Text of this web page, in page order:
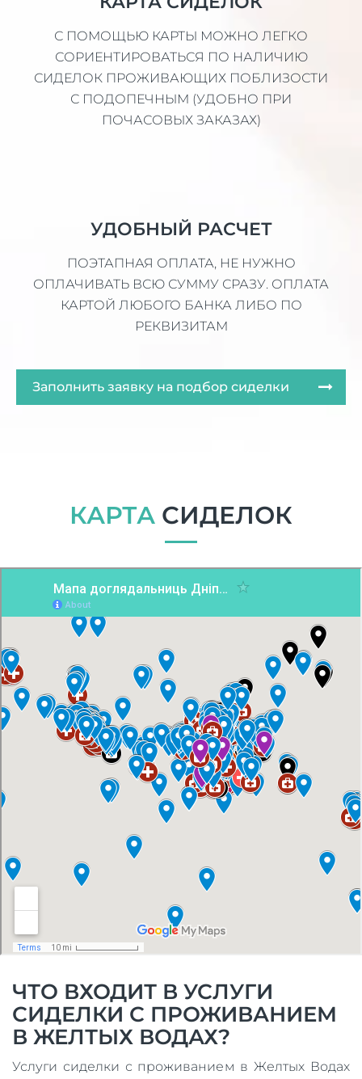
С ПОМОЩЬЮ КАРТЫ МОЖНО ЛЕГКО
СОРИЕНТИРОВАТЬСЯ ПО НАЛИЧИЮ
СИДЕЛОК ПРОЖИВАЮЩИХ ПОБЛИЗОСТИ
С ПОДОПЕЧНЫМ (УДОБНО ПРИ
ПОЧАСОВЫХ ЗАКАЗАХ)
УДОБНЫЙ РАСЧЕТ
ПОЭТАПНАЯ ОПЛАТА, НЕ НУЖНО
ОПЛАЧИВАТЬ ВСЮ СУММУ СРАЗУ. ОПЛАТА
КАРТОЙ ЛЮБОГО БАНКА ЛИБО ПО
РЕКВИЗИТАМ
Заполнить заявку на подбор сиделки
КАРТА СИДЕЛОК
ЧТО ВХОДИТ В УСЛУГИ
СИДЕЛКИ С ПРОЖИВАНИЕМ
В ЖЕЛТЫХ ВОДАХ?
Услуги сиделки с проживанием в Желтых Водах